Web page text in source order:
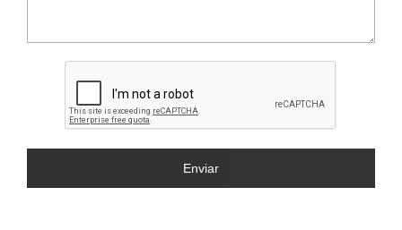
Enviar